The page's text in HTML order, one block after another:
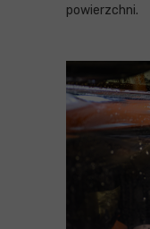
powierzchni.